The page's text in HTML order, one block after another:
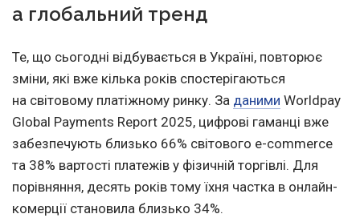
а глобальний тренд
Те, що сьогодні відбувається в Україні, повторює
зміни, які вже кілька років спостерігаються
на світовому платіжному ринку. За даними Worldpay
Global Payments Report 2025, цифрові гаманці вже
забезпечують близько 66% світового e-commerce
та 38% вартості платежів у фізичній торгівлі. Для
порівняння, десять років тому їхня частка в онлайн-
комерції становила близько 34%.